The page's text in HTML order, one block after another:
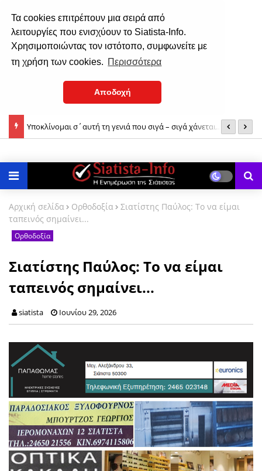
Τα cookies επιτρέπουν μια σειρά από
λειτουργίες που ενισχύουν το Siatista-Info.
Χρησιμοποιώντας τον ιστότοπο, συμφωνείτε με
τη χρήση των cookies. Περισσότερα
Αποδοχή
Υποκλίνομαι σ΄αυτή τη γενιά που σιγά – σιγά χάνεται…
Αρχική σελίδα Ορθοδοξία
Σιατίστης Παύλος: Το να είμαι
ταπεινός σημαίνει...
Ορθοδοξία
Σιατίστης Παύλος: Το να είμαι
ταπεινός σημαίνει...
siatista Ιουνίου 29, 2026